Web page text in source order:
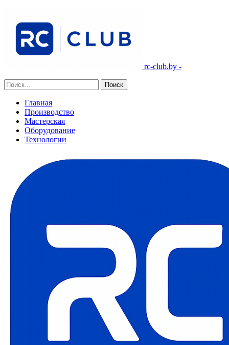
rc-club.by -
Главная
Производство
Мастерская
Оборудование
Технологии